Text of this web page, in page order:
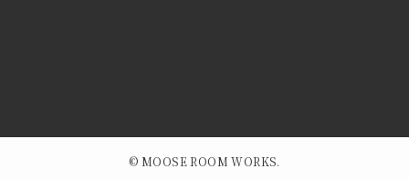
© MOOSE ROOM WORKS.